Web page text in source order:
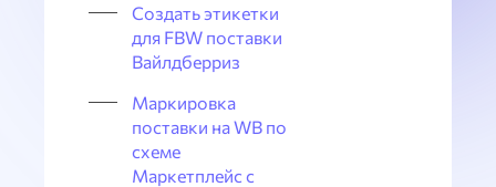
Создать этикетки
для FBW поставки
Вайлдберриз
Маркировка
поставки на WB по
схеме
Маркетплейс с